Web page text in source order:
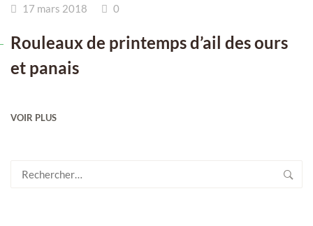
17 mars 2018 0
Rouleaux de printemps d’ail des ours
et panais
VOIR PLUS
Rechercher :